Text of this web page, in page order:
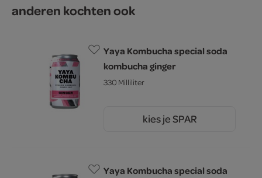
anderen kochten ook
Yaya Kombucha special soda
kombucha ginger
330 Milliliter
kies je SPAR
Yaya Kombucha special soda